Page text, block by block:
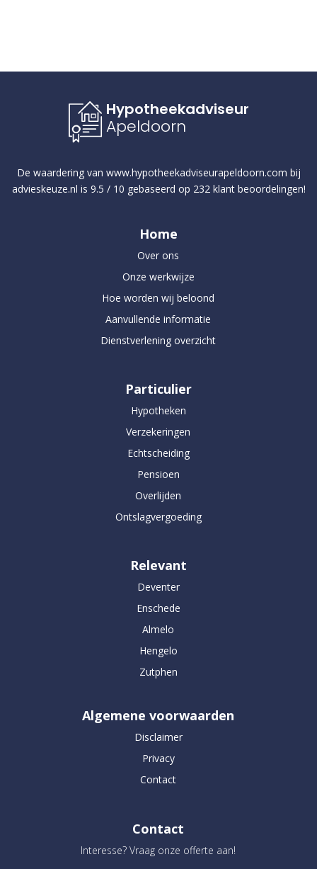
Hypotheekadviseur
Apeldoorn
De waardering van www.hypotheekadviseurapeldoorn.com bij
advieskeuze.nl is 9.5 / 10 gebaseerd op 232klant beoordelingen!
Home
Over ons
Onze werkwijze
Hoe worden wij beloond
Aanvullende informatie
Dienstverlening overzicht
Particulier
Hypotheken
Verzekeringen
Echtscheiding
Pensioen
Overlijden
Ontslagvergoeding
Relevant
Deventer
Enschede
Almelo
Hengelo
Zutphen
Algemene voorwaarden
Disclaimer
Privacy
Contact
Contact
Interesse? Vraag onze offerte aan!